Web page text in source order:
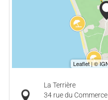
La Terrière
34 rue du Commerce